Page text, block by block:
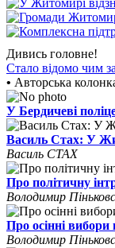
Дивись головне!
Стало відомо чим
• Авторська
У Бердичеві
Василь Стах: У
Василь СТАХ
Про політичну
Володимир
Про осінні
Володимир